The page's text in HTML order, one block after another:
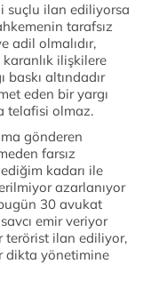
suçlu ilan ediliyorsa
tarafsız
adil olmalıdır,
ilişkilere
altındadır
eden bir yargı
telafisi olmaz.
gönderen
farsız
kadarı ile
azarlanıyor
30 avukat
emir veriyor
terörist ilan ediliyor,
dikta yönetimine